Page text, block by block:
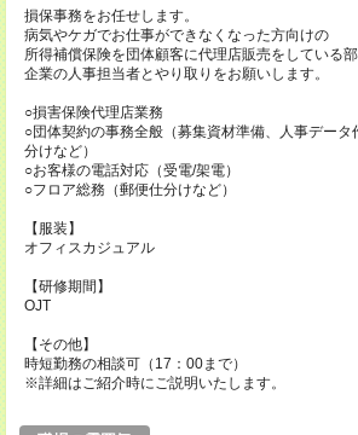
損保事務をお任せします。
病気やケガでお仕事ができなくなった方向けの
所得補償保険を団体顧客に代理店販売をしている部
企業の人事担当者とやり取りをお願いします。
○損害保険代理店業務
○団体契約の事務全般（募集資材準備、人事デー
分けなど）
○お客様の電話対応（受電/架電）
○フロア総務（郵便仕分けなど）
【服装】
オフィスカジュアル
【研修期間】
OJT
【その他】
時短勤務の相談可（17：00まで）
※詳細はご紹介時にご説明いたします。